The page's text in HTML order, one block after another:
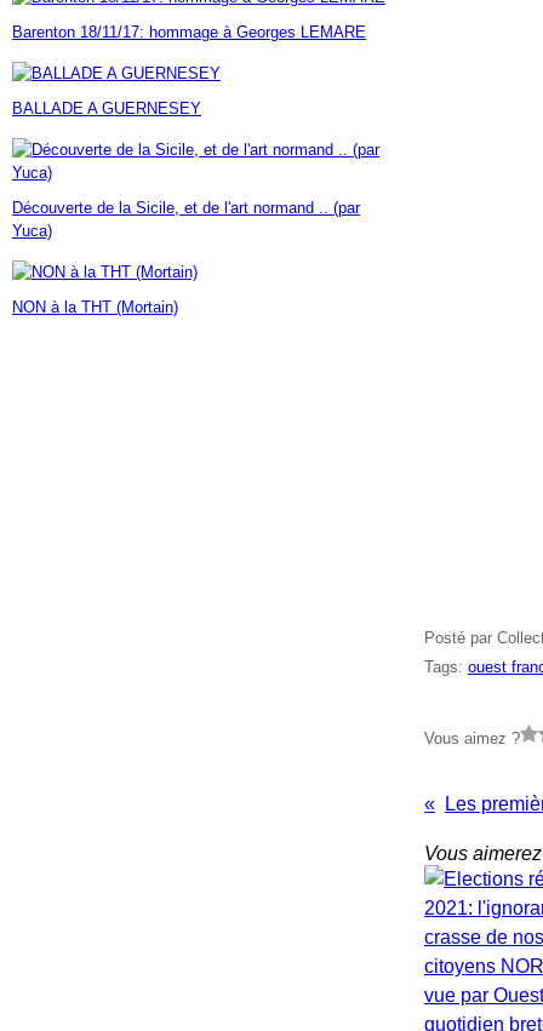
Janvier(7)
Février(9)
Janvier(18)
Mars(60)
Février(24)
Janvier(23)
Avril(14)
Mars (17)
Février(46)
Janvier (35)
Barenton 18/11/17: hommage à Georges LEMARE
BALLADE A GUERNESEY
Découverte de la Sicile, et de l'art normand .. (par
Yuca)
NON à la THT (Mortain)
Posté par
Tags: ouest
Vous aimez ?
Vous